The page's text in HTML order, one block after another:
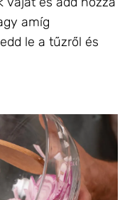
amíg
le a tűzről és